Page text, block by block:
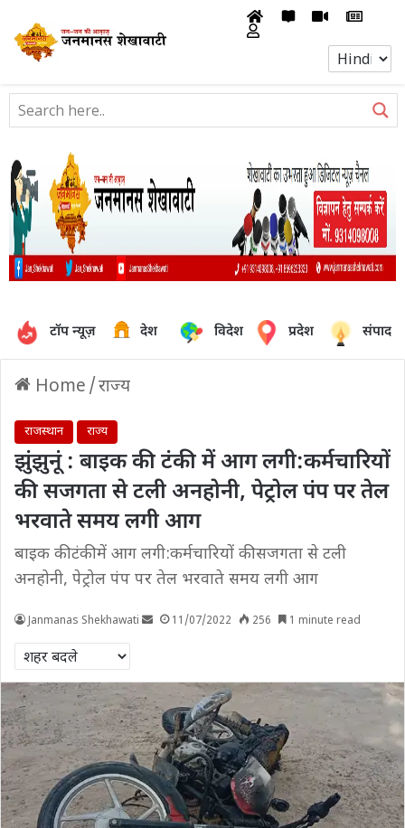
टॉप न्यूज़ देश विदेश प्रदेश
Home /राज्य
राजस्थान राज्य
झुंझुनूं : बाइक की टंकी में आग लगी:कर्मचारियों
की सजगता से टली अनहोनी, पेट्रोल पंप पर तेल
भरवाते समय लगी आग
बाइक की टंकी में आग लगी:कर्मचारियों की सजगता से टली
अनहोनी, पेट्रोल पंप पर तेल भरवाते समय लगी आग
Janmanas Shekhawati 11/07/2022 256 1 minute read